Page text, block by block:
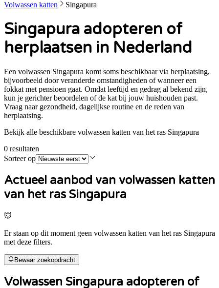
Volwassen katten Singapura
Singapura adopteren of
herplaatsen in Nederland
Een volwassen Singapura komt soms beschikbaar via herplaatsing,
bijvoorbeeld door veranderde omstandigheden of wanneer een
fokkat met pensioen gaat. Omdat leeftijd en gedrag al bekend zijn,
kun je gerichter beoordelen of de kat bij jouw huishouden past.
Vraag naar gezondheid, dagelijkse routine en de reden van
herplaatsing.
Bekijk alle beschikbare volwassen katten van het ras Singapura
0 resultaten
Sorteer op
Actueel aanbod van volwassen katten
van het ras Singapura
Er staan op dit moment geen volwassen katten van het ras Singapura
met deze filters.
Bewaar zoekopdracht
Volwassen Singapura adopteren of